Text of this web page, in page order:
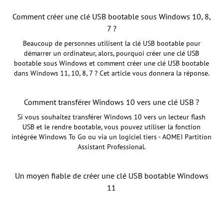
Comment créer une clé USB bootable sous Windows 10, 8,
7 ?
Beaucoup de personnes utilisent la clé USB bootable pour
démarrer un ordinateur, alors, pourquoi créer une clé USB
bootable sous Windows et comment créer une clé USB bootable
dans Windows 11, 10, 8, 7 ? Cet article vous donnera la réponse.
Comment transférer Windows 10 vers une clé USB ?
Si vous souhaitez transférer Windows 10 vers un lecteur flash
USB et le rendre bootable, vous pouvez utiliser la fonction
intégrée Windows To Go ou via un logiciel tiers - AOMEI Partition
Assistant Professional.
Un moyen fiable de créer une clé USB bootable Windows
11